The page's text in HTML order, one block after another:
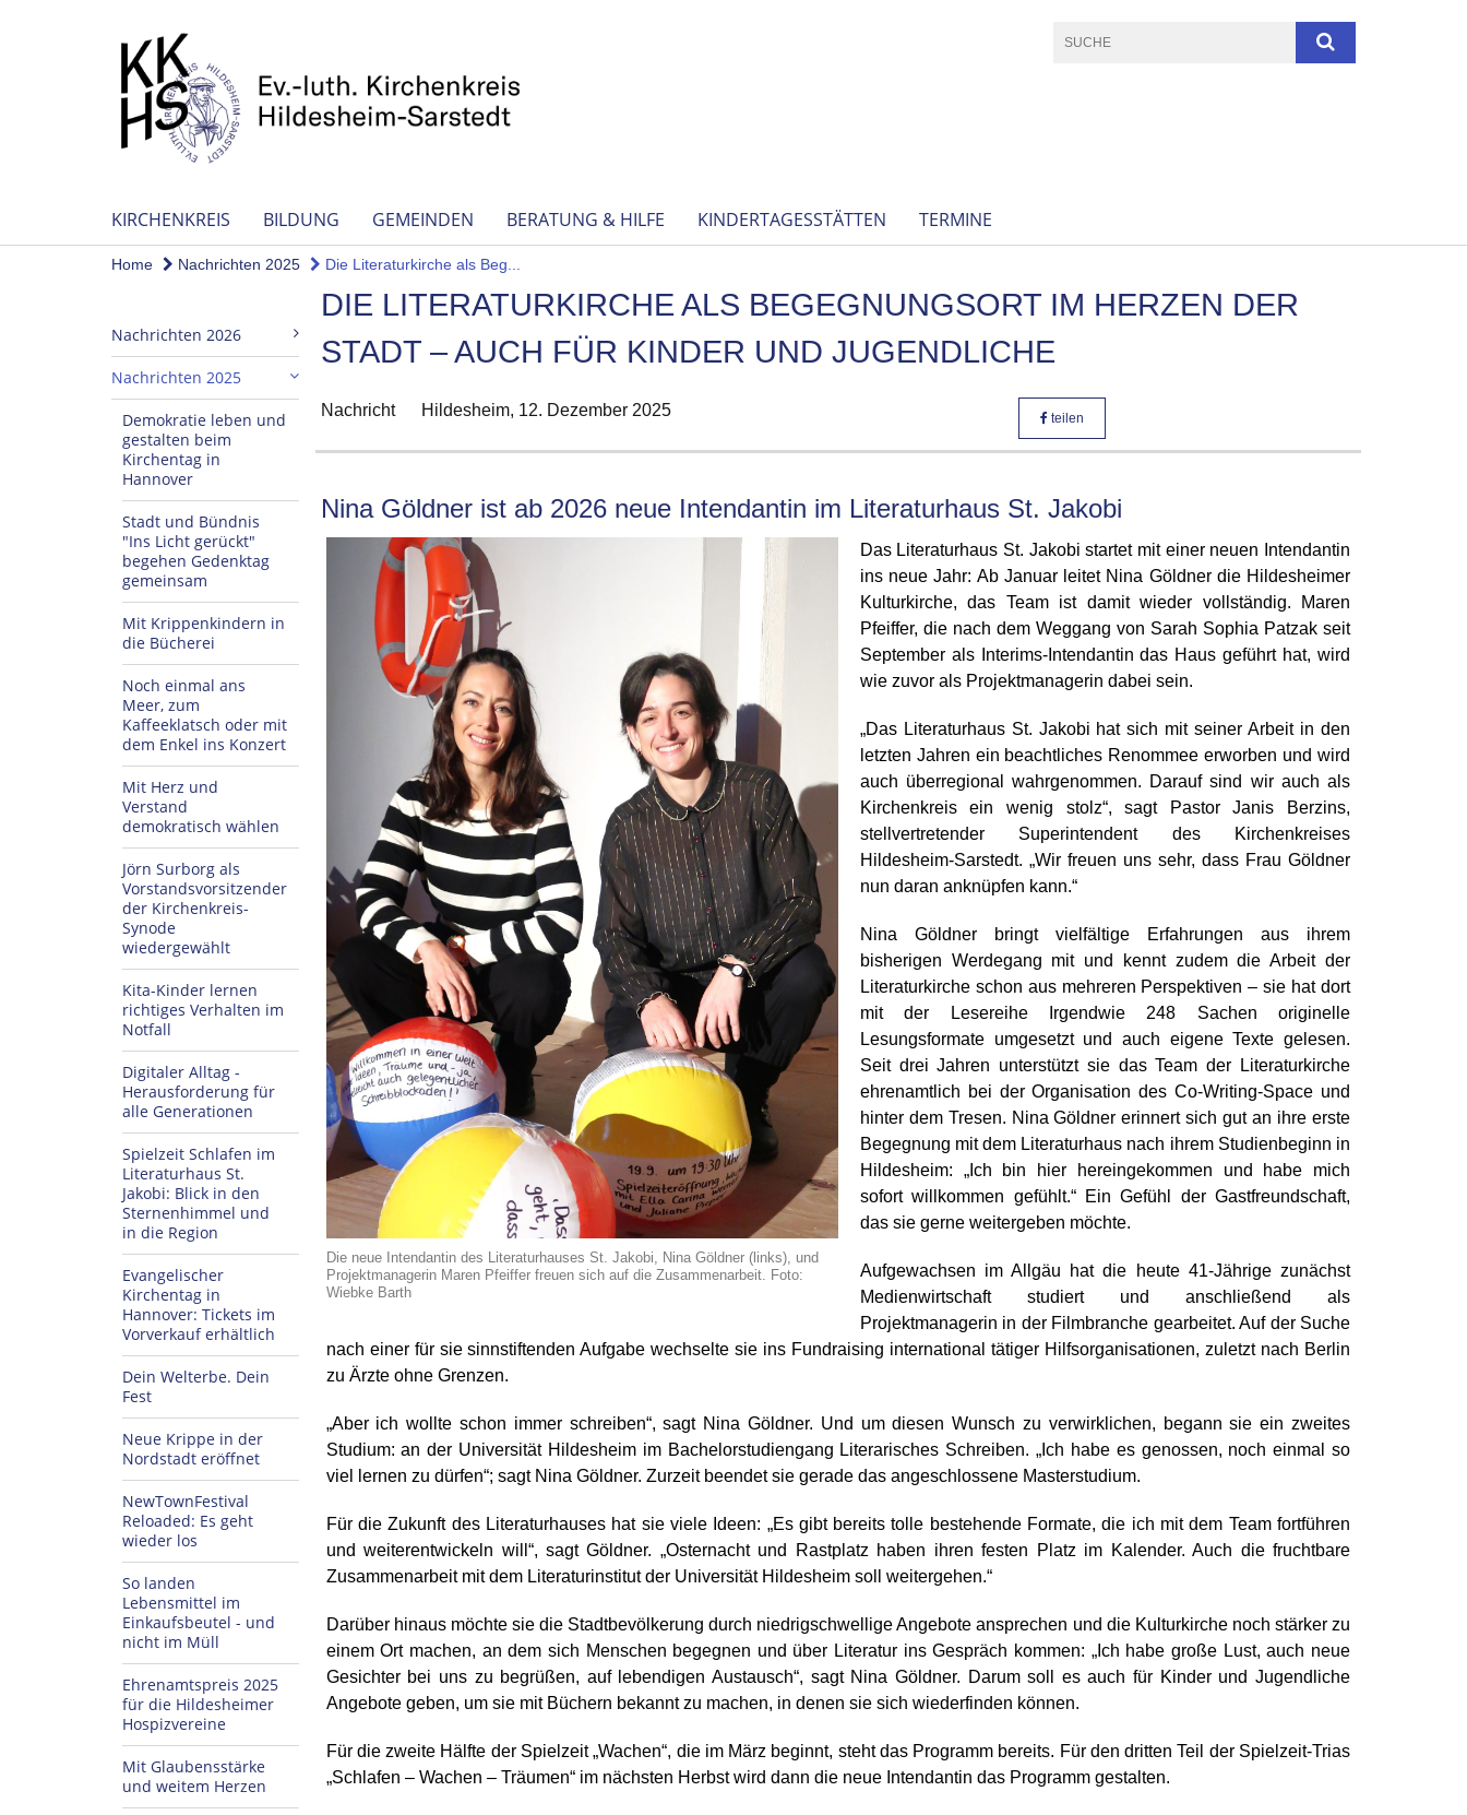
KIRCHENKREIS BILDUNG GEMEINDEN BERATUNG & HILFE KINDERTAGESSTÄTTEN TERMINE
Home Nachrichten 2025 Die Literaturkirche als Beg...
Nachrichten 2026
Nachrichten 2025
Demokratie leben und
gestalten beim
Kirchentag in
Hannover
Stadt und Bündnis
"Ins Licht gerückt"
begehen Gedenktag
gemeinsam
Mit Krippenkindern in
die Bücherei
Noch einmal ans
Meer, zum
Kaffeeklatsch oder mit
dem Enkel ins Konzert
Mit Herz und
Verstand
demokratisch wählen
Jörn Surborg als
Vorstandsvorsitzender
der Kirchenkreis-
Synode
wiedergewählt
Kita-Kinder lernen
richtiges Verhalten im
Notfall
Digitaler Alltag -
Herausforderung für
alle Generationen
Spielzeit Schlafen im
Literaturhaus St.
Jakobi: Blick in den
Sternenhimmel und
in die Region
Evangelischer
Kirchentag in
Hannover: Tickets im
Vorverkauf erhältlich
Dein Welterbe. Dein
Fest
Neue Krippe in der
Nordstadt eröffnet
NewTownFestival
Reloaded: Es geht
wieder los
So landen
Lebensmittel im
Einkaufsbeutel - und
nicht im Müll
Ehrenamtspreis 2025
für die Hildesheimer
Hospizvereine
Mit Glaubensstärke
und weitem Herzen
DIE LITERATURKIRCHE ALS BEGEGNUNGSORT IM HERZEN DER
STADT – AUCH FÜR KINDER UND JUGENDLICHE
Nachricht Hildesheim, 12. Dezember 2025 teilen
Nina Göldner ist ab 2026 neue Intendantin im Literaturhaus St. Jakobi
Die neue Intendantin des Literaturhauses St. Jakobi, Nina Göldner (links), und
Projektmanagerin Maren Pfeiffer freuen sich auf die Zusammenarbeit. Foto:
Wiebke Barth
Das Literaturhaus St. Jakobi startet mit einer neuen Intendantin
ins neue Jahr: Ab Januar leitet Nina Göldner die Hildesheimer
Kulturkirche, das Team ist damit wieder vollständig. Maren
Pfeiffer, die nach dem Weggang von Sarah Sophia Patzak seit
September als Interims-Intendantin das Haus geführt hat, wird
wie zuvor als Projektmanagerin dabei sein.
„Das Literaturhaus St. Jakobi hat sich mit seiner Arbeit in den
letzten Jahren ein beachtliches Renommee erworben und wird
auch überregional wahrgenommen. Darauf sind wir auch als
Kirchenkreis ein wenig stolz“, sagt Pastor Janis Berzins,
stellvertretender Superintendent des Kirchenkreises
Hildesheim-Sarstedt. „Wir freuen uns sehr, dass Frau Göldner
nun daran anknüpfen kann.“
Nina Göldner bringt vielfältige Erfahrungen aus ihrem
bisherigen Werdegang mit und kennt zudem die Arbeit der
Literaturkirche schon aus mehreren Perspektiven – sie hat dort
mit der Lesereihe Irgendwie 248 Sachen originelle
Lesungsformate umgesetzt und auch eigene Texte gelesen.
Seit drei Jahren unterstützt sie das Team der Literaturkirche
ehrenamtlich bei der Organisation des Co-Writing-Space und
hinter dem Tresen. Nina Göldner erinnert sich gut an ihre erste
Begegnung mit dem Literaturhaus nach ihrem Studienbeginn in
Hildesheim: „Ich bin hier hereingekommen und habe mich
sofort willkommen gefühlt.“ Ein Gefühl der Gastfreundschaft,
das sie gerne weitergeben möchte.
Aufgewachsen im Allgäu hat die heute 41-Jährige zunächst
Medienwirtschaft studiert und anschließend als
Projektmanagerin in der Filmbranche gearbeitet. Auf der Suche
nach einer für sie sinnstiftenden Aufgabe wechselte sie ins Fundraising international tätiger Hilfsorganisationen, zuletzt nach Berlin
zu Ärzte ohne Grenzen.
„Aber ich wollte schon immer schreiben“, sagt Nina Göldner. Und um diesen Wunsch zu verwirklichen, begann sie ein zweites
Studium: an der Universität Hildesheim im Bachelorstudiengang Literarisches Schreiben. „Ich habe es genossen, noch einmal so
viel lernen zu dürfen“; sagt Nina Göldner. Zurzeit beendet sie gerade das angeschlossene Masterstudium.
Für die Zukunft des Literaturhauses hat sie viele Ideen: „Es gibt bereits tolle bestehende Formate, die ich mit dem Team fortführen
und weiterentwickeln will“, sagt Göldner. „Osternacht und Rastplatz haben ihren festen Platz im Kalender. Auch die fruchtbare
Zusammenarbeit mit dem Literaturinstitut der Universität Hildesheim soll weitergehen.“
Darüber hinaus möchte sie die Stadtbevölkerung durch niedrigschwellige Angebote ansprechen und die Kulturkirche noch stärker zu
einem Ort machen, an dem sich Menschen begegnen und über Literatur ins Gespräch kommen: „Ich habe große Lust, auch neue
Gesichter bei uns zu begrüßen, auf lebendigen Austausch“, sagt Nina Göldner. Darum soll es auch für Kinder und Jugendliche
Angebote geben, um sie mit Büchern bekannt zu machen, in denen sie sich wiederfinden können.
Für die zweite Hälfte der Spielzeit „Wachen“, die im März beginnt, steht das Programm bereits. Für den dritten Teil der Spielzeit-Trias
„Schlafen – Wachen – Träumen“ im nächsten Herbst wird dann die neue Intendantin das Programm gestalten.